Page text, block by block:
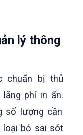
lý thông
chuẩn bị thủ
phí in ấn.
số lượng cần
loại bỏ sai sót